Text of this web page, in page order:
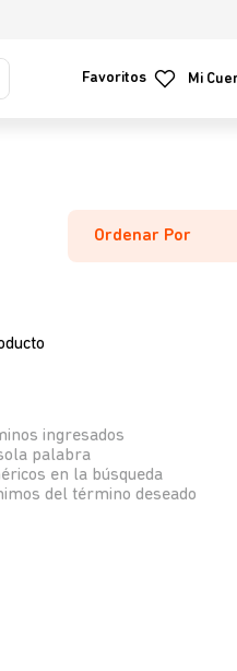
Favoritos
Ordenar Por
ingresados
palabra
en la búsqueda
del término deseado